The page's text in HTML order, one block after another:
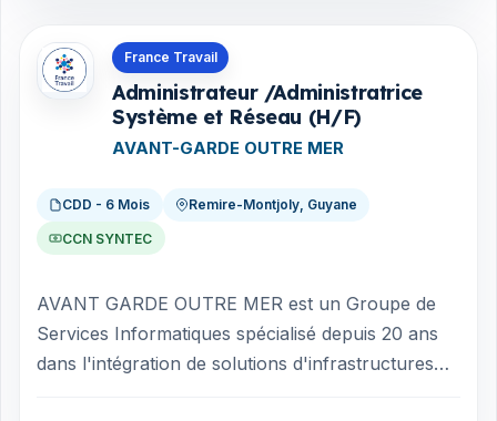
France Travail
Administrateur /Administratrice
Système et Réseau (H/F)
AVANT-GARDE OUTRE MER
CDD - 6 Mois Remire-Montjoly, Guyane
CCN SYNTEC
AVANT GARDE OUTRE MER est un Groupe de
Services Informatiques spécialisé depuis 20 ans
dans l'intégration de solutions d'infrastructures
Offres en Guyane